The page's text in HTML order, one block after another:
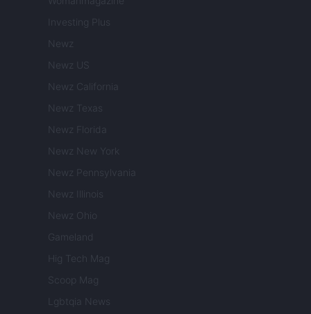
Investing Plus
Newz
Newz US
Newz California
Newz Texas
Newz Florida
Newz New York
Newz Pennsylvania
Newz Illinois
Newz Ohio
Gameland
Hig Tech Mag
Scoop Mag
Lgbtqia News